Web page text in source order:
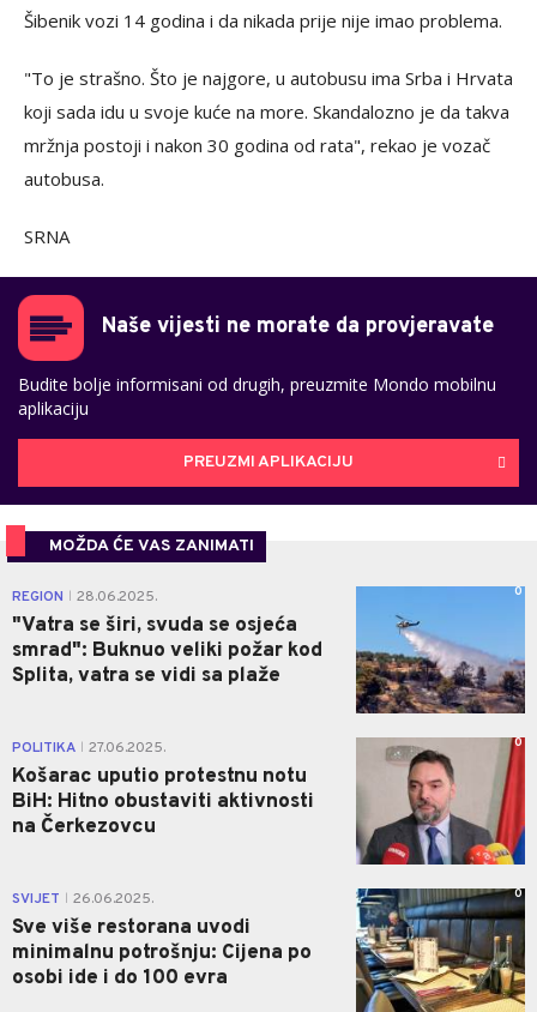
Šibenik vozi 14 godina i da nikada prije nije imao problema.
"To je strašno. Što je najgore, u autobusu ima Srba i Hrvata
koji sada idu u svoje kuće na more. Skandalozno je da takva
mržnja postoji i nakon 30 godina od rata", rekao je vozač
autobusa.
SRNA
Naše vijesti ne morate da provjeravate
Budite bolje informisani od drugih, preuzmite Mondo mobilnu
aplikaciju
PREUZMI APLIKACIJU
MOŽDA ĆE VAS ZANIMATI
REGION 28.06.2025.
"Vatra se širi, svuda se osjeća
smrad": Buknuo veliki požar kod
Splita, vatra se vidi sa plaže
0
POLITIKA 27.06.2025.
Košarac uputio protestnu notu
BiH: Hitno obustaviti aktivnosti
na Čerkezovcu
0
SVIJET 26.06.2025.
Sve više restorana uvodi
minimalnu potrošnju: Cijena po
osobi ide i do 100 evra
0